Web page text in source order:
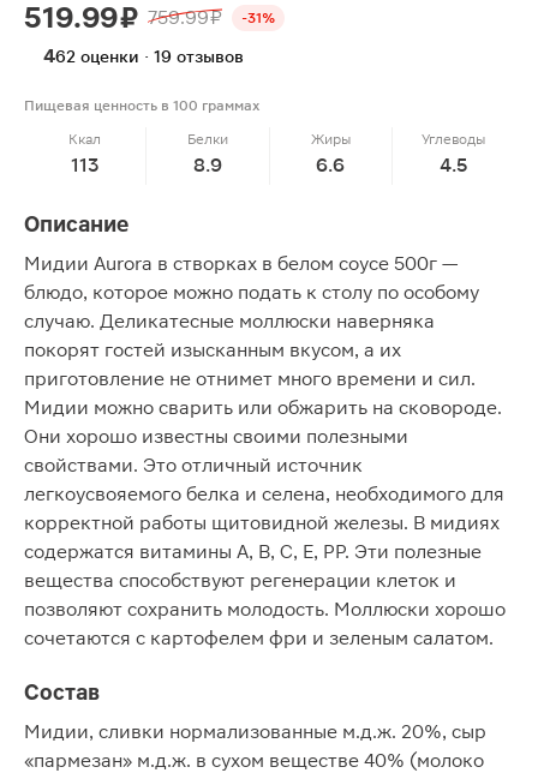
519.99 ₽ 759.99 ₽ -31%
462 оценки · 19 отзывов
Пищевая ценность в 100 граммах
Ккал
113
Белки
8.9
Жиры
6.6
Углеводы
4.5
Описание
Мидии Aurora в створках в белом соусе 500г —
блюдо, которое можно подать к столу по особому
случаю. Деликатесные моллюски наверняка
покорят гостей изысканным вкусом, а их
приготовление не отнимет много времени и сил.
Мидии можно сварить или обжарить на сковороде.
Они хорошо известны своими полезными
свойствами. Это отличный источник
легкоусвояемого белка и селена, необходимого для
корректной работы щитовидной железы. В мидиях
содержатся витамины A, B, C, E, PP. Эти полезные
вещества способствуют регенерации клеток и
позволяют сохранить молодость. Моллюски хорошо
сочетаются с картофелем фри и зеленым салатом.
Состав
Мидии, сливки нормализованные м.д.ж. 20%, сыр
«пармезан» м.д.ж. в сухом веществе 40% (молоко